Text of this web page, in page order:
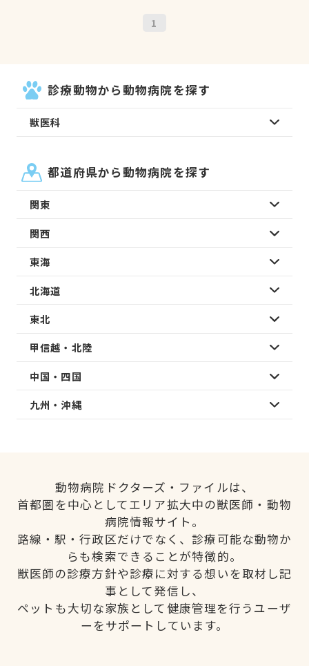
1
診療動物から動物病院を探す
獣医科
都道府県から動物病院を探す
関東
関西
東海
北海道
東北
甲信越・北陸
中国・四国
九州・沖縄
動物病院ドクターズ・ファイルは、
首都圏を中心としてエリア拡大中の獣医師・動物
病院情報サイト。
路線・駅・行政区だけでなく、診療可能な動物か
らも検索できることが特徴的。
獣医師の診療方針や診療に対する想いを取材し記
事として発信し、
ペットも大切な家族として健康管理を行うユーザ
ーをサポートしています。